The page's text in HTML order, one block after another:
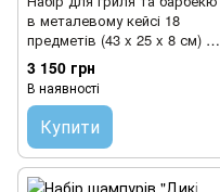
в металевому кейсі 18
предметів (43 x 25 x 8 см) AL-
18
3 150 грн
В наявності
Купити